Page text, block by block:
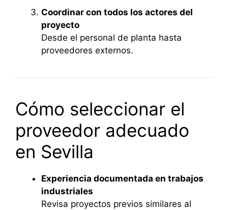
Coordinar con todos los actores del
proyecto
Desde el personal de planta hasta
proveedores externos.
Cómo seleccionar el
proveedor adecuado
en Sevilla
Experiencia documentada en trabajos
industriales
Revisa proyectos previos similares al